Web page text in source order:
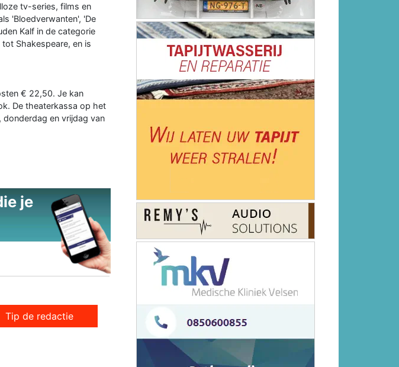
tv-series, films en
'Bloedverwanten', 'De
Kalf in de categorie
Shakespeare, en is
€ 22,50. Je kan
De theaterkassa op het
en vrijdag van
je
Tip de redactie